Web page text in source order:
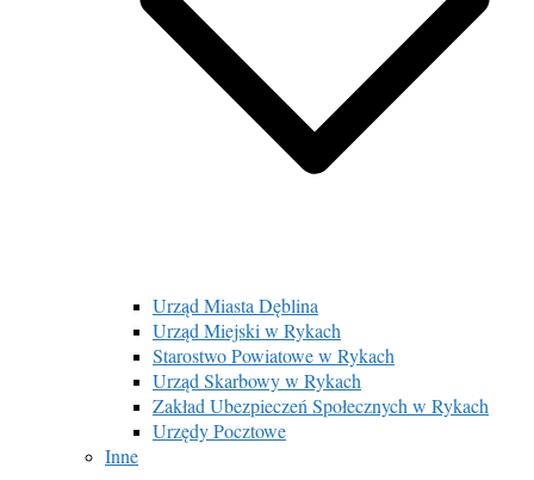
Urząd Miasta Dęblina
Urząd Miejski w Rykach
Starostwo Powiatowe w Rykach
Urząd Skarbowy w Rykach
Zakład Ubezpieczeń Społecznych w Rykach
Urzędy Pocztowe
Inne